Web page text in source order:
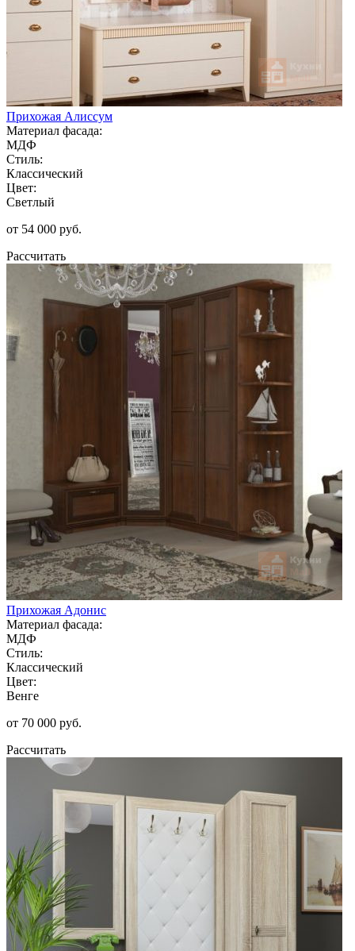
Прихожая Алиссум
Материал фасада:
МДФ
Стиль:
Классический
Цвет:
Светлый
от 54 000 руб.
Рассчитать
Прихожая Адонис
Материал фасада:
МДФ
Стиль:
Классический
Цвет:
Венге
от 70 000 руб.
Рассчитать